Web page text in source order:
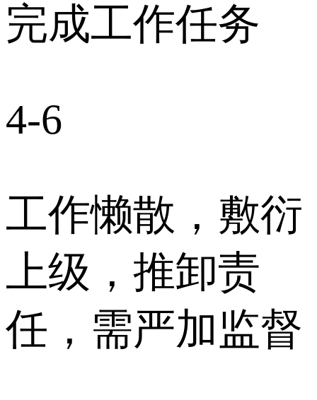
完成工作任务
4-6
工作懒散，敷衍
上级，推卸责
任，需严加监督